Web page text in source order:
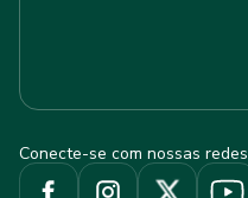
Conecte-se com nossas redes